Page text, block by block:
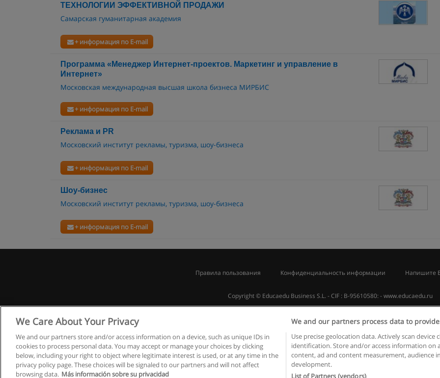
ТЕХНОЛОГИИ ЭФФЕКТИВНОЙ ПРОДАЖИ
Самарская гуманитарная академия
+ информация по E-mail
Программа «Менеджер Интернет-проектов. Маркетинг и управление в
Интернет»
Московская международная высшая школа бизнеса МИРБИС
+ информация по E-mail
Реклама и PR
Московский институт рекламы, туризма, шоу-бизнеса
+ информация по E-mail
Шоу-бизнес
Московский институт рекламы, туризма, шоу-бизнеса
+ информация по E-mail
Правила пользования Конфиденциальность информации Напишите
Copyright © Educaedu Business S.L. - CIF : B-95610580: - www.educaedu.ru
We Care About Your Privacy
We and our partners store and/or access information on a device, such as unique IDs in
cookies to process personal data. You may accept or manage your choices by clicking
below, including your right to object where legitimate interest is used, or at any time in the
privacy policy page. These choices will be signaled to our partners and will not affect
browsing data. Más información sobre su privacidad
We and our partners process data to
Use precise geolocation data. Actively scan device
identification. Store and/or access information on
content, ad and content measurement, audience
development.
List of Partners (vendors)